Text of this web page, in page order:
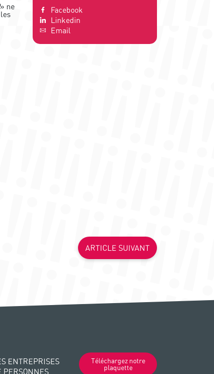
» ne
Facebook
Linkedin
Email
ARTICLE SUIVANT
ENTREPRISES
PERSONNES
Téléchargez notre
plaquette